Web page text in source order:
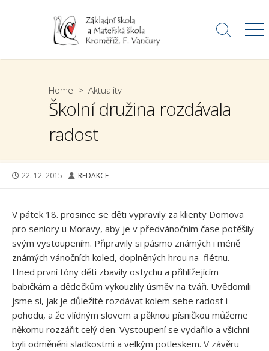
Search
Home > Aktuality
Školní družina rozdávala
radost
PUBLISHED
22. 12. 2015 AUTHOR
REDAKCE
V pátek 18. prosince se děti vypravily za klienty Domova
pro seniory u Moravy, aby je v předvánočním čase potěšily
svým vystoupením. Připravily si pásmo známých i méně
známých vánočních koled, doplněných hrou na flétnu.
Hned první tóny děti zbavily ostychu a přihlížejícím
babičkám a dědečkům vykouzlily úsměv na tváři. Uvědomili
jsme si, jak je důležité rozdávat kolem sebe radost i
pohodu, a že vlídným slovem a pěknou písničkou můžeme
někomu rozzářit celý den. Vystoupení se vydařilo a všichni
byli odměněni sladkostmi a velkým potleskem. V závěru